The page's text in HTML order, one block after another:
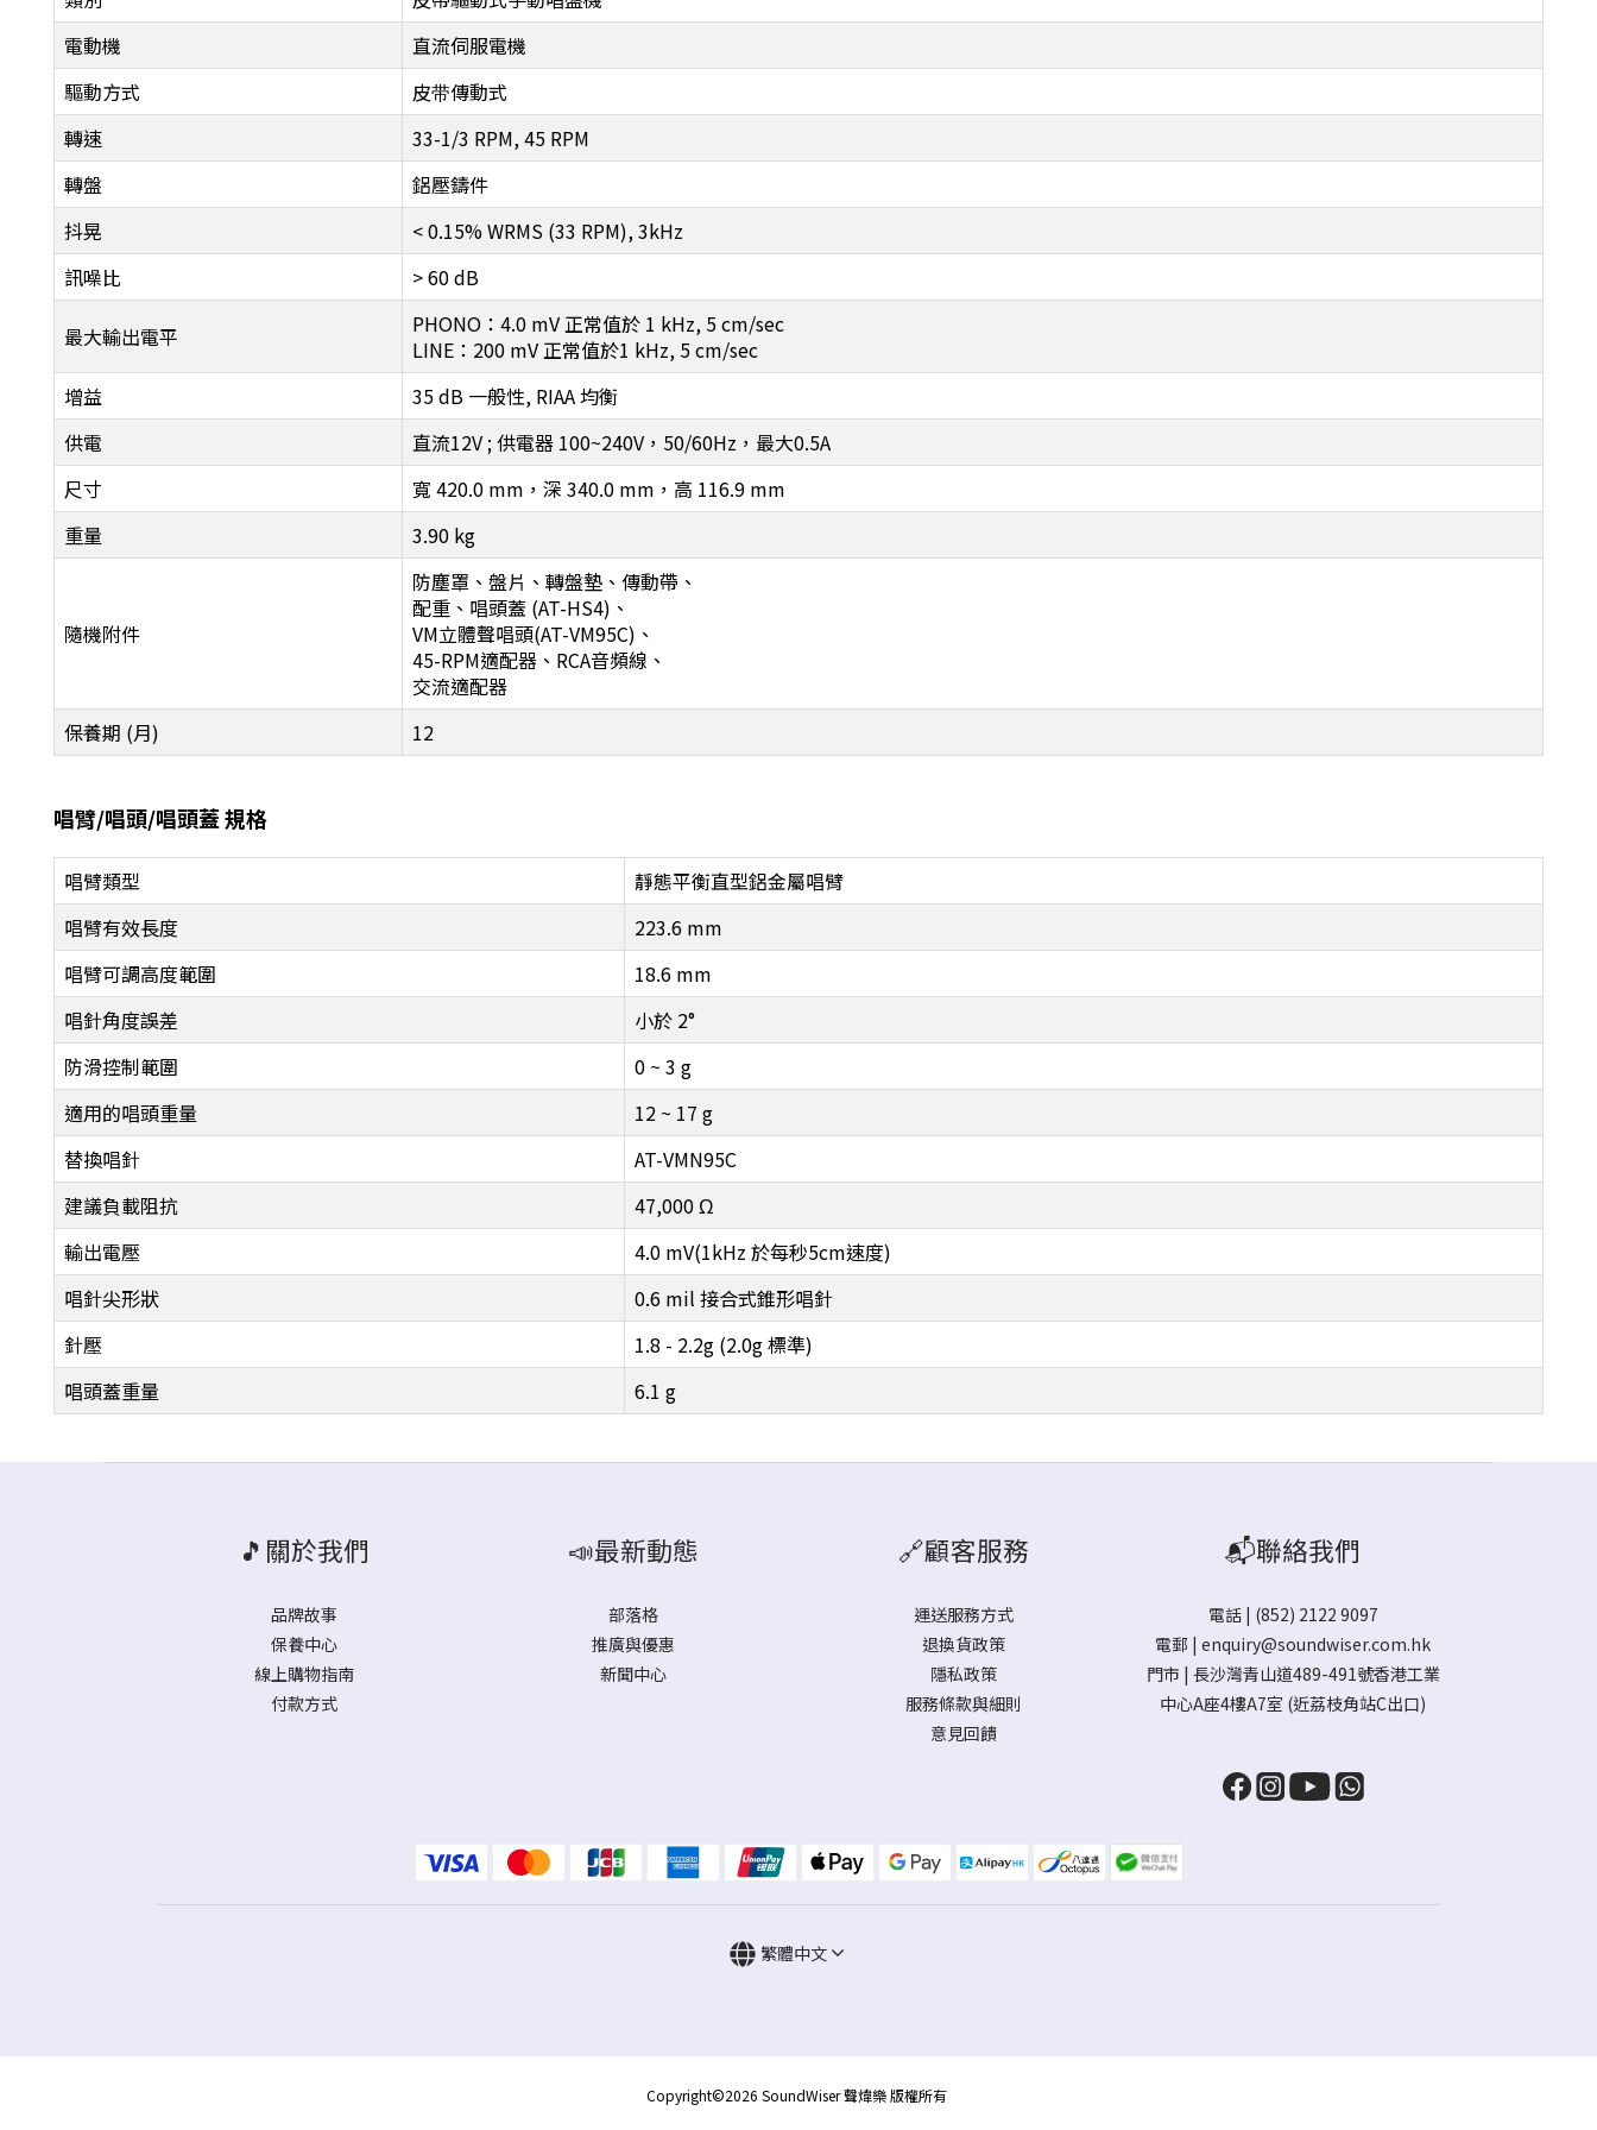
電動機
直流伺服電機
驅動方式
皮带傳動式
轉速
33-1/3 RPM, 45 RPM
轉盤
鋁壓鑄件
抖晃
< 0.15% WRMS (33 RPM), 3kHz
訊噪比
> 60 dB
最大輸出電平
PHONO：4.0 mV 正常值於 1 kHz, 5 cm/sec
LINE：200 mV 正常值於1 kHz, 5 cm/sec
增益
35 dB 一般性, RIAA 均衡
供電
直流12V ; 供電器 100~240V，50/60Hz，最大0.5A
尺寸
寬 420.0 mm，深 340.0 mm，高 116.9 mm
重量
3.90 kg
隨機附件
防塵罩、盤片、轉盤墊、傳動帶、
配重、唱頭蓋 (AT-HS4)、
VM立體聲唱頭(AT-VM95C)、
45-RPM適配器、RCA音頻線、
交流適配器
保養期 (月)
12
唱臂/唱頭/唱頭蓋 規格
唱臂類型
靜態平衡直型鋁金屬唱臂
唱臂有效長度
223.6 mm
唱臂可調高度範圍
18.6 mm
唱針角度誤差
小於 2°
防滑控制範圍
0 ~ 3 g
適用的唱頭重量
12 ~ 17 g
替換唱針
AT-VMN95C
建議負載阻抗
47,000 Ω
輸出電壓
4.0 mV(1kHz 於每秒5cm速度)
唱針尖形狀
0.6 mil 接合式錐形唱針
針壓
1.8 - 2.2g (2.0g 標準)
唱頭蓋重量
6.1 g
🎵關於我們
品牌故事
保養中心
線上購物指南
付款方式
📣最新動態
部落格
推廣與優惠
新聞中心
🔗顧客服務
運送服務方式
退換貨政策
隱私政策
服務條款與細則
意見回饋
📬聯絡我們
電話 | (852) 2122 9097
電郵 |enquiry@soundwiser.com.hk
門市 | 長沙灣青山道489-491號香港工業
中心A座4樓A7室 (近荔枝角站C出口)
繁體中文
Copyright©2026 SoundWiser 聲煒樂 版權所有